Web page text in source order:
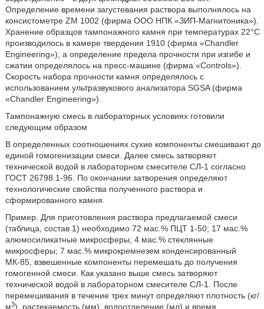
Определение времени загустевания раствора выполнялось на
консистометре ZM 1002 (фирма ООО НПК «ЗИП-Магнитоника»).
Хранение образцов тампонажного камня при температурах 22°С
производилось в камере твердения 1910 (фирма «Chandler
Engineering»), а определение предела прочности при изгибе и
сжатии определялось на пресс-машине (фирма «Controls»).
Скорость набора прочности камня определялось с
использованием ультразвукового анализатора SGSA (фирма
«Chandler Engineering»).
Тампонажную смесь в лабораторных условиях готовили
следующим образом
В определенных соотношениях сухие компоненты смешивают до
единой гомогенизации смеси. Далее смесь затворяют
технической водой в лабораторном смесителе СЛ-1 согласно
ГОСТ 26798.1-96. По окончании затворения определяют
технологические свойства полученного раствора и
сформированного камня.
Пример. Для приготовления раствора предлагаемой смеси
(таблица, состав 1) необходимо 72 мас.% ПЦТ 1-50; 17 мас.%
алюмосиликатные микросферы; 4 мас.% стеклянные
микросферы; 7 мас.% микрокремнезем конденсированный
МК-85, взвешенные компоненты перемешать до получения
гомогенной смеси. Как указано выше смесь затворяют
технической водой в лабораторном смесителе СЛ-1. После
перемешивания в течение трех минут определяют плотность (кг/
м3), растекаемость (мм), водоотделение (мл) и время